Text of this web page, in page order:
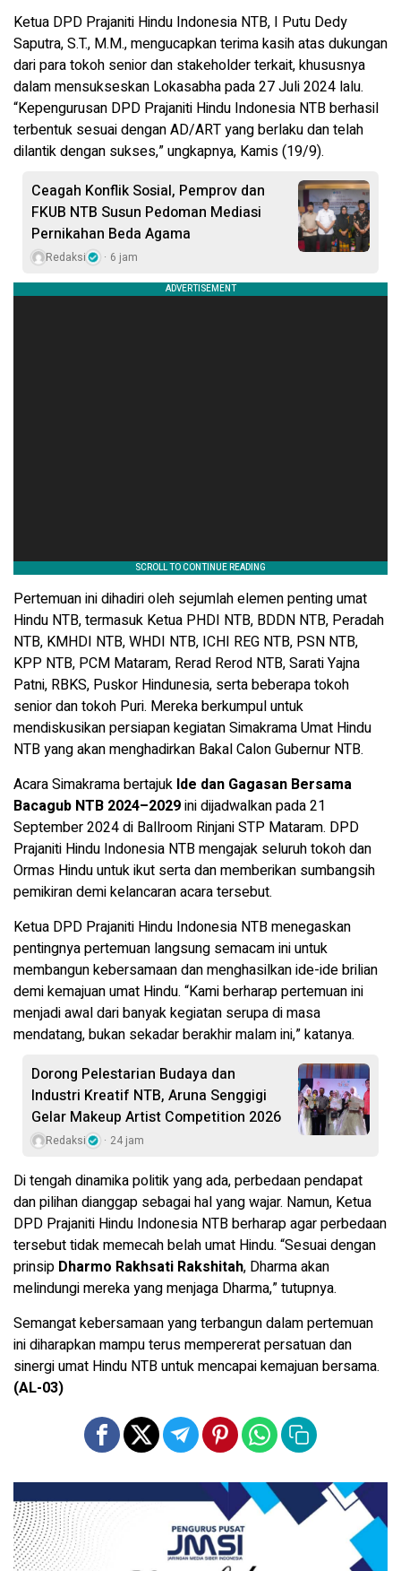
Ketua DPD Prajaniti Hindu Indonesia NTB, I Putu Dedy
Saputra, S.T., M.M., mengucapkan terima kasih atas dukungan
dari para tokoh senior dan stakeholder terkait, khususnya
dalam mensukseskan Lokasabha pada 27 Juli 2024 lalu.
“Kepengurusan DPD Prajaniti Hindu Indonesia NTB berhasil
terbentuk sesuai dengan AD/ART yang berlaku dan telah
dilantik dengan sukses,” ungkapnya, Kamis (19/9).
Ceagah Konflik Sosial, Pemprov dan
FKUB NTB Susun Pedoman Mediasi
Pernikahan Beda Agama
Redaksi 6 jam
Pertemuan ini dihadiri oleh sejumlah elemen penting umat
Hindu NTB, termasuk Ketua PHDI NTB, BDDN NTB, Peradah
NTB, KMHDI NTB, WHDI NTB, ICHI REG NTB, PSN NTB,
KPP NTB, PCM Mataram, Rerad Rerod NTB, Sarati Yajna
Patni, RBKS, Puskor Hindunesia, serta beberapa tokoh
senior dan tokoh Puri. Mereka berkumpul untuk
mendiskusikan persiapan kegiatan Simakrama Umat Hindu
NTB yang akan menghadirkan Bakal Calon Gubernur NTB.
Acara Simakrama bertajuk Ide dan Gagasan Bersama
Bacagub NTB 2024–2029ini dijadwalkan pada 21
September 2024 di Ballroom Rinjani STP Mataram. DPD
Prajaniti Hindu Indonesia NTB mengajak seluruh tokoh dan
Ormas Hindu untuk ikut serta dan memberikan sumbangsih
pemikiran demi kelancaran acara tersebut.
Ketua DPD Prajaniti Hindu Indonesia NTB menegaskan
pentingnya pertemuan langsung semacam ini untuk
membangun kebersamaan dan menghasilkan ide-ide brilian
demi kemajuan umat Hindu. “Kami berharap pertemuan ini
menjadi awal dari banyak kegiatan serupa di masa
mendatang, bukan sekadar berakhir malam ini,” katanya.
Dorong Pelestarian Budaya dan
Industri Kreatif NTB, Aruna Senggigi
Gelar Makeup Artist Competition 2026
Redaksi 24 jam
Di tengah dinamika politik yang ada, perbedaan pendapat
dan pilihan dianggap sebagai hal yang wajar. Namun, Ketua
DPD Prajaniti Hindu Indonesia NTB berharap agar perbedaan
tersebut tidak memecah belah umat Hindu. “Sesuai dengan
prinsip Dharmo Rakhsati Rakshitah, Dharma akan
melindungi mereka yang menjaga Dharma,” tutupnya.
Semangat kebersamaan yang terbangun dalam pertemuan
ini diharapkan mampu terus mempererat persatuan dan
sinergi umat Hindu NTB untuk mencapai kemajuan bersama.
(AL-03)